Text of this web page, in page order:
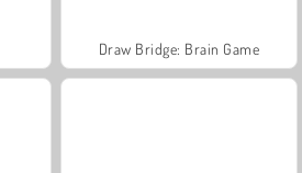
Draw Bridge: Brain Game